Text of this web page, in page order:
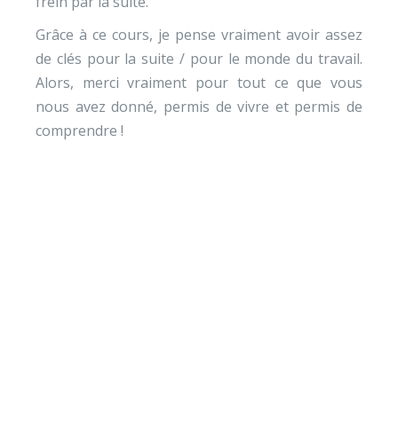
Grâce à ce cours, je pense vraiment avoir assez
de clés pour la suite / pour le monde du travail.
Alors, merci vraiment pour tout ce que vous
nous avez donné, permis de vivre et permis de
comprendre !